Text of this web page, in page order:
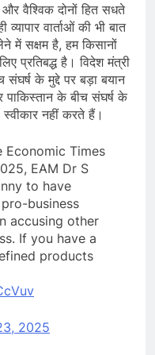
और वैश्विक दोनों हित सधते
वार्ताओं की भी बात
में सक्षम है, हम किसानों
प्रतिबद्ध है। विदेश मंत्री
के मुद्दे पर बड़ा बयान
के बीच संघर्ष के
स्वीकार नहीं करते हैं।
Economic Times
EAM Dr S
to have
business
accusing other
If you have a
products
2025